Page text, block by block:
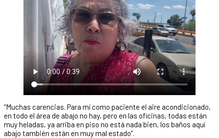
“Muchas carencias. Para mí como paciente el aire acondicionado,
en todo el área de abajo no hay, pero en las oficinas, todas están
muy heladas, ya arriba en piso no está nada bien, los baños aquí
abajo también están en muy mal estado”.